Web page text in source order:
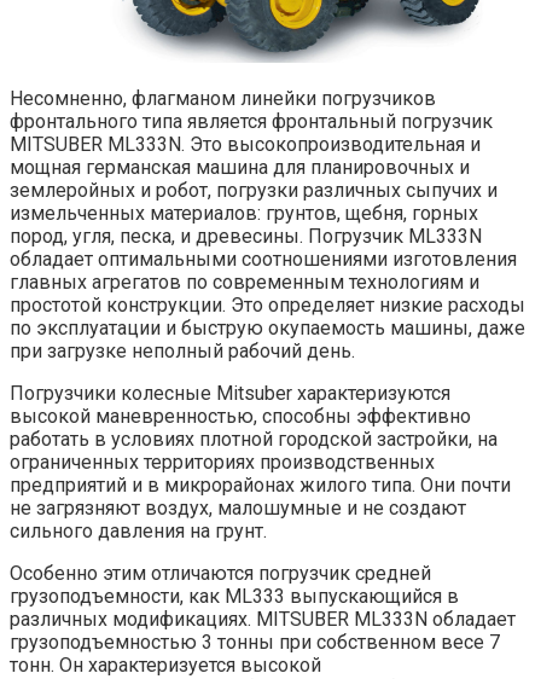
Несомненно, флагманом линейки погрузчиков
фронтального типа является фронтальный погрузчик
MITSUBER ML333N. Это высокопроизводительная и
мощная германская машина для планировочных и
землеройных и робот, погрузки различных сыпучих и
измельченных материалов: грунтов, щебня, горных
пород, угля, песка, и древесины. Погрузчик ML333N
обладает оптимальными соотношениями изготовления
главных агрегатов по современным технологиям и
простотой конструкции. Это определяет низкие расходы
по эксплуатации и быструю окупаемость машины, даже
при загрузке неполный рабочий день.
Погрузчики колесные Mitsuber характеризуются
высокой маневренностью, способны эффективно
работать в условиях плотной городской застройки, на
ограниченных территориях производственных
предприятий и в микрорайонах жилого типа. Они почти
не загрязняют воздух, малошумные и не создают
сильного давления на грунт.
Особенно этим отличаются погрузчик средней
грузоподъемности, как ML333 выпускающийся в
различных модификациях. MITSUBER ML333N обладает
грузоподъемностью 3 тонны при собственном весе 7
тонн. Он характеризуется высокой